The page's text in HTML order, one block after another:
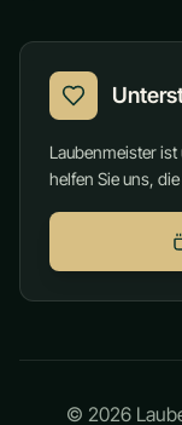
Laubenmeister
helfen Sie uns,
© 2026